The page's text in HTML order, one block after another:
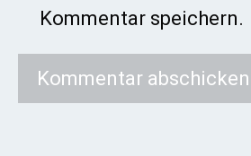
Kommentar speichern.